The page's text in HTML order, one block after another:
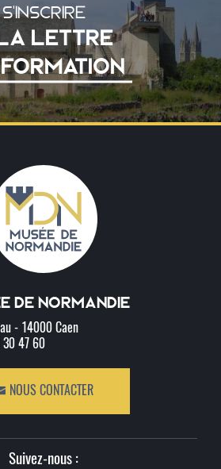
S'INSCRIRE
LETTRE
de normandie
- 14000 Caen
30 47 60
NOUS CONTACTER
Suivez-nous :